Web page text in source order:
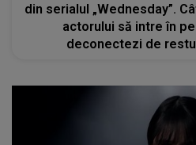
din serialul „Wednesday”.
actorului să intre în
deconectezi de